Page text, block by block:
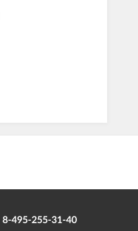
8-495-255-31-40